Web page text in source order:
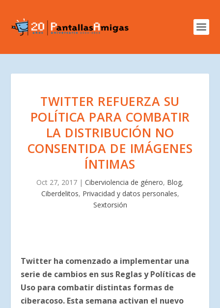
TWITTER REFUERZA SU
POLÍTICA PARA COMBATIR
LA DISTRIBUCIÓN NO
CONSENTIDA DE IMÁGENES
ÍNTIMAS
Oct 27, 2017 | Ciberviolencia de género, Blog,
Ciberdelitos, Privacidad y datos personales,
Sextorsión
Twitter ha comenzado a implementar una
serie de cambios en sus Reglas y Políticas de
Uso para combatir distintas formas de
ciberacoso. Esta semana activan el nuevo